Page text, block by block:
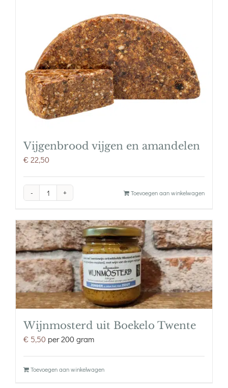
Vijgenbrood vijgen en amandelen
€22,50
Vijgenbrood
en
amandelen
aantal
Toevoegen aan winkelwagen
Wijnmosterd uit Boekelo Twente
€ 5,50 per 200 gram
Toevoegen aan winkelwagen